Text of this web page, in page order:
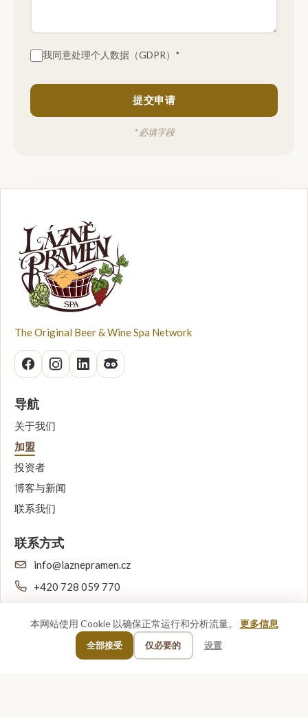
我同意处理个人数据（GDPR）*
提交申请
* 必填字段
The Original Beer & Wine Spa Network
导航
关于我们
加盟
投资者
博客与新闻
联系我们
联系方式
info@laznepramen.cz
+420 728 059 770
新闻订阅（可选）
本网站使用 Cookie 以确保正常运行和分析流量。 更多信息
全部接受 仅必要的 设置